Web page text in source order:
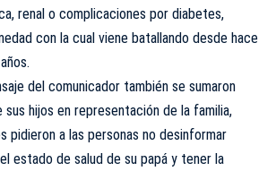
renal o complicaciones por diabetes,
con la cual viene batallando desde hace
del comunicador también se sumaron
sus hijos en representación de la familia,
pidieron a las personas no desinformar
estado de salud de su papá y tener la